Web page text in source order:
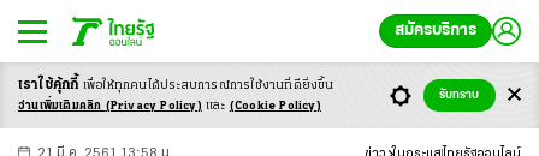
สมัครบริการ
-ก ก ก+
เราใช้คุ้กกี้ เพื่อให้ทุกคนได้ประสบการณ์การใช้งานที่ดียิ่งขึ้น
อ่านเพิ่มเติมคลิก (Privacy Policy) และ (Cookie Policy)
รับทราบ